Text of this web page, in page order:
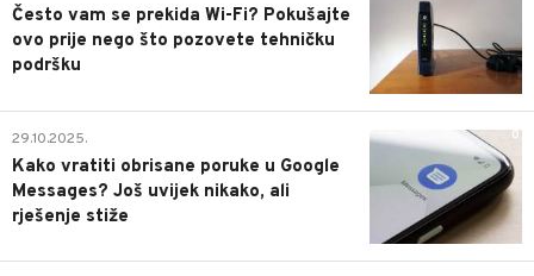
Često vam se prekida Wi-Fi? Pokušajte
ovo prije nego što pozovete tehničku
podršku
0
29.10.2025.
Kako vratiti obrisane poruke u Google
Messages? Još uvijek nikako, ali
rješenje stiže